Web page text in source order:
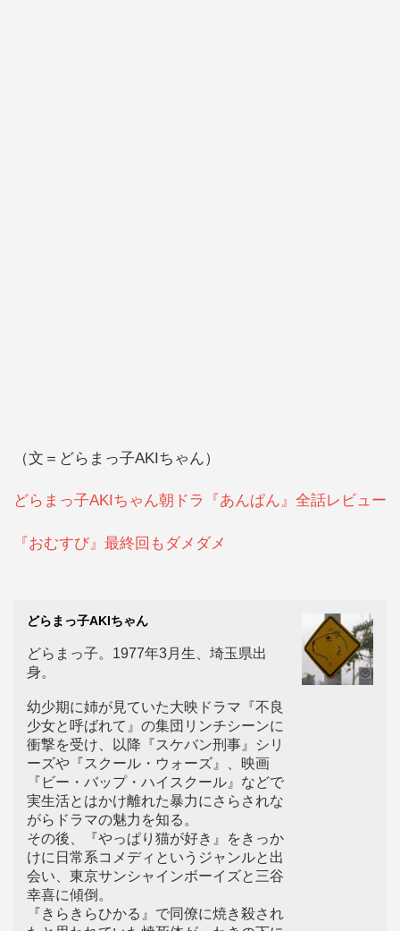
（文＝どらまっ子AKIちゃん）
どらまっ子AKIちゃん朝ドラ『あんぱん』全話レビュー
『おむすび』最終回もダメダメ
どらまっ子AKIちゃん
どらまっ子。1977年3月生、埼玉県出
身。
幼少期に姉が見ていた大映ドラマ『不良
少女と呼ばれて』の集団リンチシーンに
衝撃を受け、以降『スケバン刑事』シリ
ーズや『スクール・ウォーズ』、映画
『ビー・バップ・ハイスクール』などで
実生活とはかけ離れた暴力にさらされな
がらドラマの魅力を知る。
その後、『やっぱり猫が好き』をきっか
けに日常系コメディというジャンルと出
会い、東京サンシャインボーイズと三谷
幸喜に傾倒。
『きらきらひかる』で同僚に焼き殺され